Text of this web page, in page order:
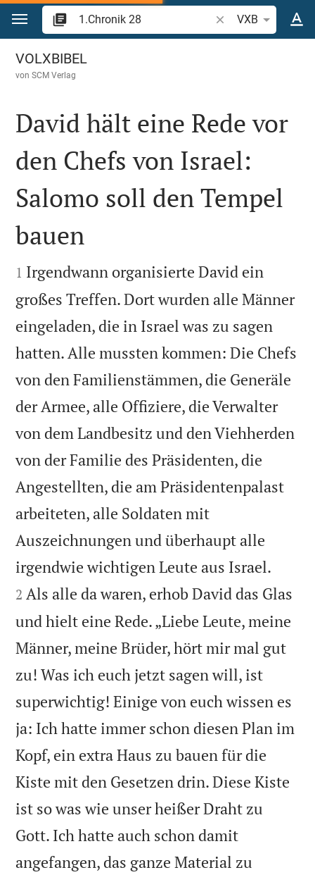
Zum Inhalt springen
Bibelstelle oder
VXB
1.Chronik 28
VOLXBIBEL
vonSCM Verlag

David hält eine Rede vor
den Chefs von Israel:
Salomo soll den Tempel
bauen

1 Irgendwann organisierte David ein
großes Treffen. Dort wurden alle Männer
eingeladen, die in Israel was zu sagen
hatten. Alle mussten kommen: Die Chefs
von den Familienstämmen, die Generäle
der Armee, alle Offiziere, die Verwalter
von dem Landbesitz und den Viehherden
von der Familie des Präsidenten, die
Angestellten, die am Präsidentenpalast
arbeiteten, alle Soldaten mit
Auszeichnungen und überhaupt alle
irgendwie wichtigen Leute aus Israel.
2 Als alle da waren, erhob David das Glas
und hielt eine Rede. „Liebe Leute, meine
Männer, meine Brüder, hört mir mal gut
zu! Was ich euch jetzt sagen will, ist
superwichtig! Einige von euch wissen es
ja: Ich hatte immer schon diesen Plan im
Kopf, ein extra Haus zu bauen für die
Kiste mit den Gesetzen drin. Diese Kiste
ist so was wie unser heißer Draht zu
Gott. Ich hatte auch schon damit
angefangen, das ganze Material zu